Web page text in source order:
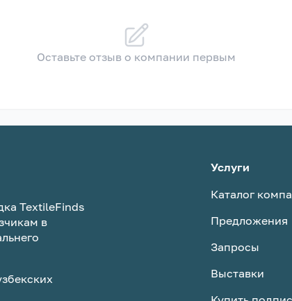
Оставьте отзыв о компании первым
TextileFinds
в
Услуги
Каталог
Предложения
Запросы
Выставки